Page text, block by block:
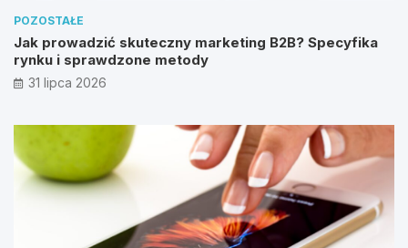
POZOSTAŁE
Jak prowadzić skuteczny marketing B2B? Specyfika
rynku i sprawdzone metody
31 lipca 2026